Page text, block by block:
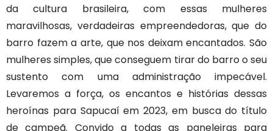
da cultura brasileira, com essas mulheres
maravilhosas, verdadeiras empreendedoras, que do
barro fazem a arte, que nos deixam encantados. São
mulheres simples, que conseguem tirar do barro o seu
sustento com uma administração impecável.
Levaremos a força, os encantos e histórias dessas
heroínas para Sapucaí em 2023, em busca do título
de campeã. Convido a todas as paneleiras para